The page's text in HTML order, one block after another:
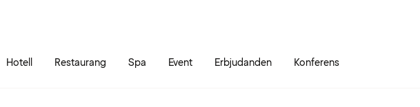
Hotell Restaurang Spa Event Erbjudanden Konferens